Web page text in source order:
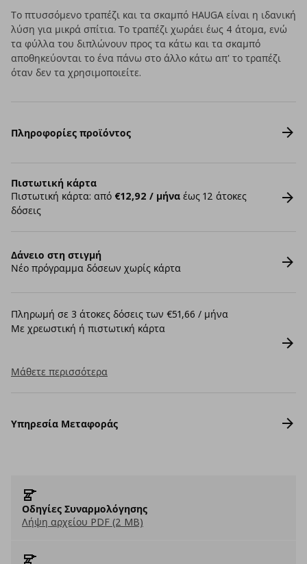
Το πτυσσόμενο τραπέζι και τα σκαμπό HAUGA είναι η ιδανική
λύση για μικρά σπίτια. Το τραπέζι χωράει έως 4 άτομα, ενώ
τα φύλλα του διπλώνουν προς τα κάτω και τα σκαμπό
αποθηκεύονται το ένα πάνω στο άλλο κάτω απ' το τραπέζι
όταν δεν τα χρησιμοποιείτε.
Πληροφορίες προϊόντος
Πιστωτική κάρτα
Πιστωτική κάρτα: από €12,92 / μήνα έως 12 άτοκες
δόσεις
Δάνειο στη στιγμή
Νέο πρόγραμμα δόσεων χωρίς κάρτα
Πληρωμή σε 3 άτοκες δόσεις των €51,66 / μήνα
Με χρεωστική ή πιστωτική κάρτα
Μάθετε περισσότερα
Υπηρεσία Μεταφοράς
Οδηγίες Συναρμολόγησης
Λήψη αρχείου PDF (2 MB)